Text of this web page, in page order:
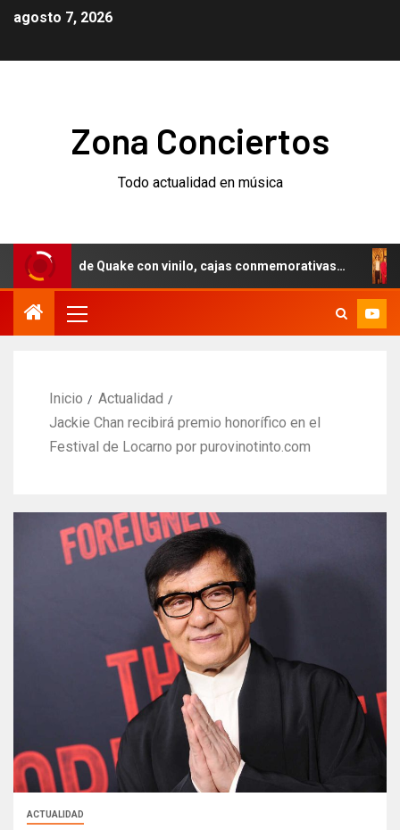
agosto 7, 2026
Zona Conciertos
Todo actualidad en música
de Quake con vinilo, cajas conmemorativas…
Inicio
Actualidad
Jackie Chan recibirá premio honorífico en el
Festival de Locarno por purovinotinto.com
ACTUALIDAD